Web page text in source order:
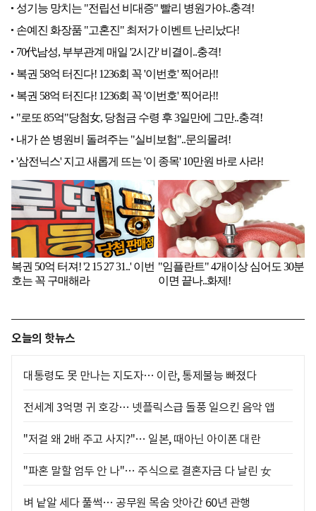
오늘의 핫뉴스
대통령도 못 만나는 지도자… 이란, 통제불능 빠졌다
전세계 3억명 귀 호강… 넷플릭스급 돌풍 일으킨 음악 앱
"저걸 왜 2배 주고 사지?"… 일본, 때아닌 아이폰 대란
"파혼 말할 엄두 안 나"… 주식으로 결혼자금 다 날린 女
벼 낱알 세다 풀썩… 공무원 목숨 앗아간 60년 관행